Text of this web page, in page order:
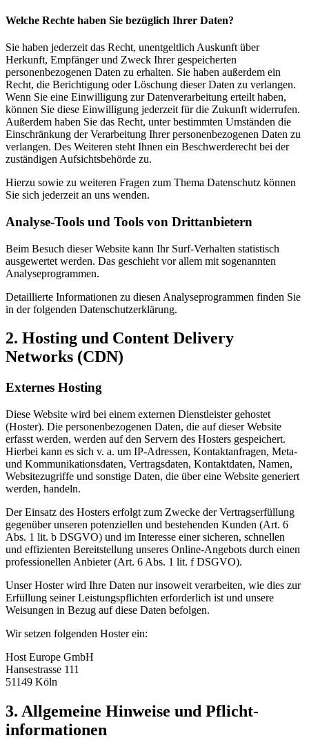
Welche Rechte haben Sie bezüglich Ihrer Daten?
Sie haben jederzeit das Recht, unentgeltlich Auskunft über
Herkunft, Empfänger und Zweck Ihrer gespeicherten
personenbezogenen Daten zu erhalten. Sie haben außerdem ein
Recht, die Berichtigung oder Löschung dieser Daten zu verlangen.
Wenn Sie eine Einwilligung zur Datenverarbeitung erteilt haben,
können Sie diese Einwilligung jederzeit für die Zukunft widerrufen.
Außerdem haben Sie das Recht, unter bestimmten Umständen die
Einschränkung der Verarbeitung Ihrer personenbezogenen Daten zu
verlangen. Des Weiteren steht Ihnen ein Beschwerderecht bei der
zuständigen Aufsichtsbehörde zu.
Hierzu sowie zu weiteren Fragen zum Thema Datenschutz können
Sie sich jederzeit an uns wenden.
Analyse-Tools und Tools von Dritt­anbietern
Beim Besuch dieser Website kann Ihr Surf-Verhalten statistisch
ausgewertet werden. Das geschieht vor allem mit sogenannten
Analyseprogrammen.
Detaillierte Informationen zu diesen Analyseprogrammen finden Sie
in der folgenden Datenschutzerklärung.
2. Hosting und Content Delivery
Networks (CDN)
Externes Hosting
Diese Website wird bei einem externen Dienstleister gehostet
(Hoster). Die personenbezogenen Daten, die auf dieser Website
erfasst werden, werden auf den Servern des Hosters gespeichert.
Hierbei kann es sich v. a. um IP-Adressen, Kontaktanfragen, Meta-
und Kommunikationsdaten, Vertragsdaten, Kontaktdaten, Namen,
Websitezugriffe und sonstige Daten, die über eine Website generiert
werden, handeln.
Der Einsatz des Hosters erfolgt zum Zwecke der Vertragserfüllung
gegenüber unseren potenziellen und bestehenden Kunden (Art. 6
Abs. 1 lit. b DSGVO) und im Interesse einer sicheren, schnellen
und effizienten Bereitstellung unseres Online-Angebots durch einen
professionellen Anbieter (Art. 6 Abs. 1 lit. f DSGVO).
Unser Hoster wird Ihre Daten nur insoweit verarbeiten, wie dies zur
Erfüllung seiner Leistungspflichten erforderlich ist und unsere
Weisungen in Bezug auf diese Daten befolgen.
Wir setzen folgenden Hoster ein:
Host Europe GmbH
Hansestrasse 111
51149 Köln
3. Allgemeine Hinweise und Pflicht­
informationen